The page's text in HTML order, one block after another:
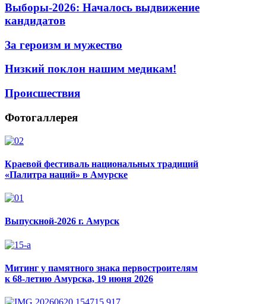
Выборы-2026: Началось выдвижение
кандидатов
За героизм и мужество
Низкий поклон нашим медикам!
Происшествия
Фотогаллерея
Краевой фестиваль национальных традиций
«Палитра наций» в Амурске
Выпускной-2026 г. Амурск
Митинг у памятного знака первостроителям
к 68-летию Амурска, 19 июня 2026